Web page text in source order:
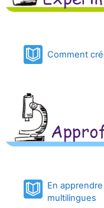
Comment
En
multilingues